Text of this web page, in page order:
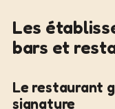
Les
bars et
Le restaurant
signature